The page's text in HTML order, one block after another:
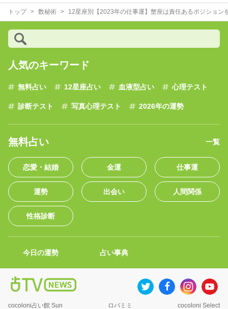
トップ 数秘術 12星座別【2023年の仕事運】蟹座は責任あるポジション
人気のキーワード
無料占い 12星座占い 血液型占い 心理テスト
診断テスト 写真心理テスト 2026年の運勢
無料占い 一覧
恋愛・結婚 金運 仕事運
運勢 出会い 人間関係
性格診断
今日の運勢 占い事典
cocoloni占い館 Sun ロバミミ cocoloni Select